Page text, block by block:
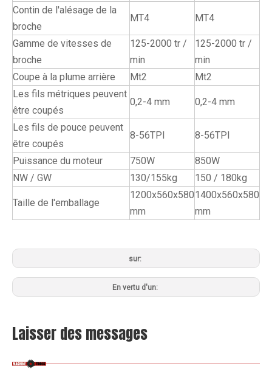
Contin de l'alésage de la
broche
MT4 MT4
Gamme de vitesses de
broche
125-2000 tr /
min
125-2000 tr /
min
Coupe à la plume arrière
Mt2
Mt2
Les fils métriques peuvent
être coupés
0,2-4 mm 0,2-4 mm
Les fils de pouce peuvent
être coupés
8-56TPI 8-56TPI
Puissance du moteur 750W
850W
NW / GW
130/155kg 150 / 180kg
Taille de l'emballage
1200x560x580
mm
1400x560x580
mm
sur:
En vertu d'un:
Laisser des messages